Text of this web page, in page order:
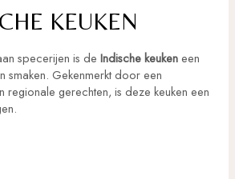
KEUKEN
specerijen is de Indische keukeneen
smaken. Gekenmerkt door een
regionale gerechten, is deze keuken een